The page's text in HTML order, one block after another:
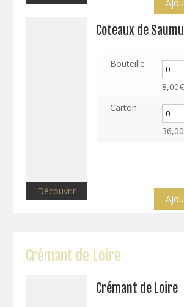
Découvrir
Coteaux de
Bouteille
8,00€
Carton
36,00
Crémant de Loire
Crémant de Loire